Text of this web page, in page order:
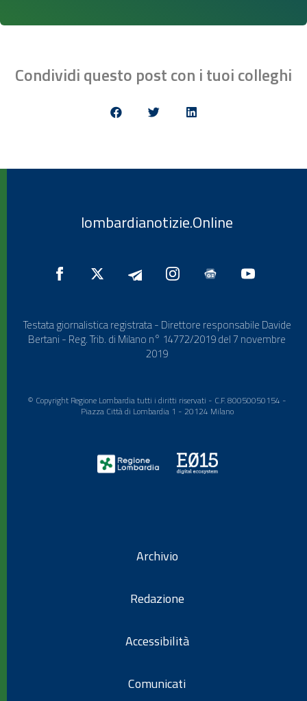
Condividi questo post con i tuoi colleghi
lombardianotizie.Online
Testata giornalistica registrata - Direttore responsabile Davide
Bertani - Reg. Trib. di Milano n° 14772/2019 del 7 novembre
2019
© Copyright Regione Lombardia tutti i diritti riservati - C.F. 80050050154 -
Piazza Città di Lombardia 1 - 20124 Milano
Archivio
Redazione
Accessibilità
Comunicati